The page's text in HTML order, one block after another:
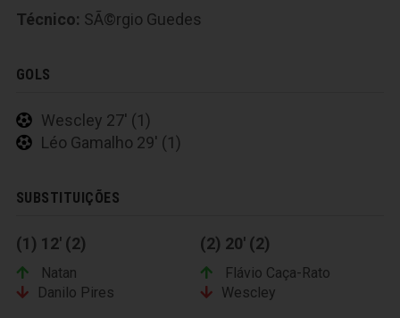
Técnico: SÃ©rgio Guedes
GOLS
Wescley 27' (1)
Léo Gamalho 29' (1)
SUBSTITUIÇÕES
(1) 12' (2)
Natan
Danilo Pires
(2) 20' (2)
Flávio Caça-Rato
Wescley